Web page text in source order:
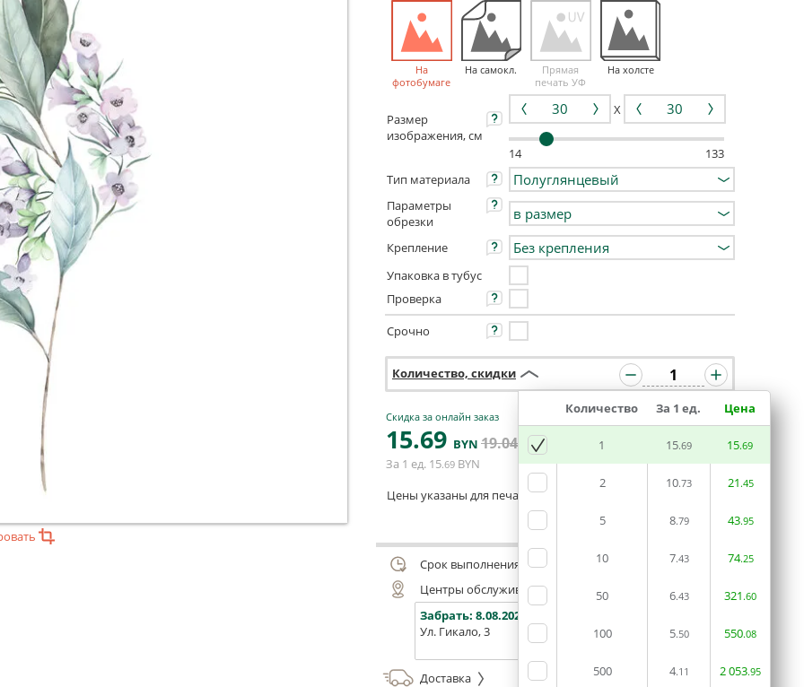
На
фотобумаге
На самокл.
Прямая
печать УФ
На холсте
Размер
изображения, см
X
14
133
Тип материала
Параметры
обрезки
Крепление
Упаковка в тубус
Проверка
Срочно
Количество, скидки
Количество За 1 ед. Цена
1 15.69 15.69
2 10.73 21.45
5 8.79 43.95
10 7.43 74.25
50 6.43 321.60
100 5.50 550.08
500 4.11 2053.95
Скидка за онлайн заказ
15.69 BYN 19.04
BYN
За 1 ед. 15.69 BYN
В КОРЗИНУ
Цены указаны для печати из готового макета
Оставить комментарий
Срок выполнения заказа (до 200 руб.):
48 часов
Центры обслуживания, самовывоз
Забрать: 8.08.2026
Ул. Гикало, 3
Ул. Б. Хмельницкого, 7
Доставка